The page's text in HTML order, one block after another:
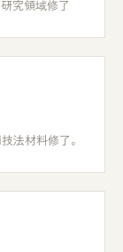
究領域修了
法材料修了。